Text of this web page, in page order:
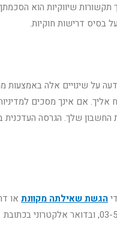
תקשורות שיווקיות הוא
בסיס דרישות חוקיות.
על שינויים אלה
אם אינך מסכים
שלך. הגרסה העדכנית
הגשת שאילתה מקוונת או